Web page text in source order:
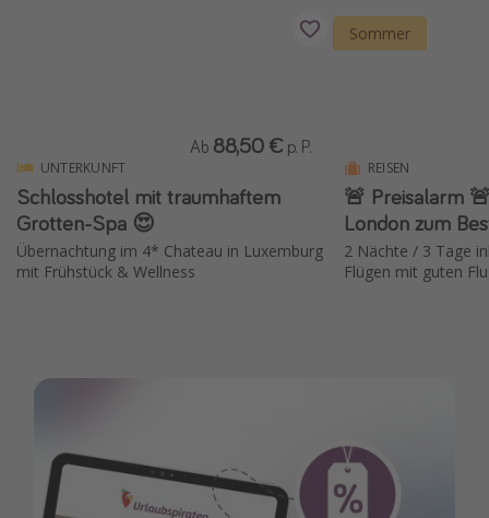
UNTERKUNFT
Schlosshotel mit traumhaftem
Grotten-Spa 😍
Übernachtung im 4* Chateau in Luxemburg
mit Frühstück & Wellness
Ab 88,50 € p. P.
Sommer
REISEN
🚨 Preisalarm
London zum
2 Nächte / 3 Tage
Flügen mit guten